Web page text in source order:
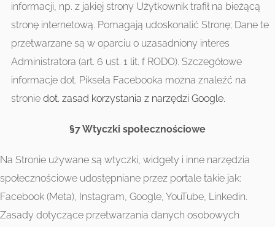
informacji, np. z jakiej strony Użytkownik trafił na bieżącą
stronę internetową. Pomagają udoskonalić Stronę; Dane te
przetwarzane są w oparciu o uzasadniony interes
Administratora (art. 6 ust. 1 lit. f RODO). Szczegółowe
informacje dot. Piksela Facebooka można znaleźć na
stronie dot. zasad korzystania z narzędzi Google.
§7 Wtyczki społecznościowe
Na Stronie używane są wtyczki, widgety i inne narzędzia
społecznościowe udostępniane przez portale takie jak:
Facebook (Meta), Instagram, Google, YouTube, Linkedin.
Zasady dotyczące przetwarzania danych osobowych